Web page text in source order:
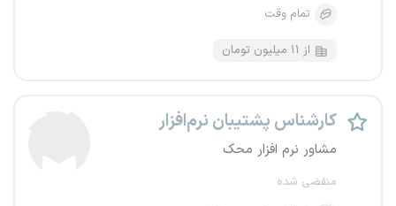
تمام وقت
از ۱۱ میلیون تومان
کارشناس پشتیبان نرم‌افزار
مشاور نرم افزار محک
منقضی شده